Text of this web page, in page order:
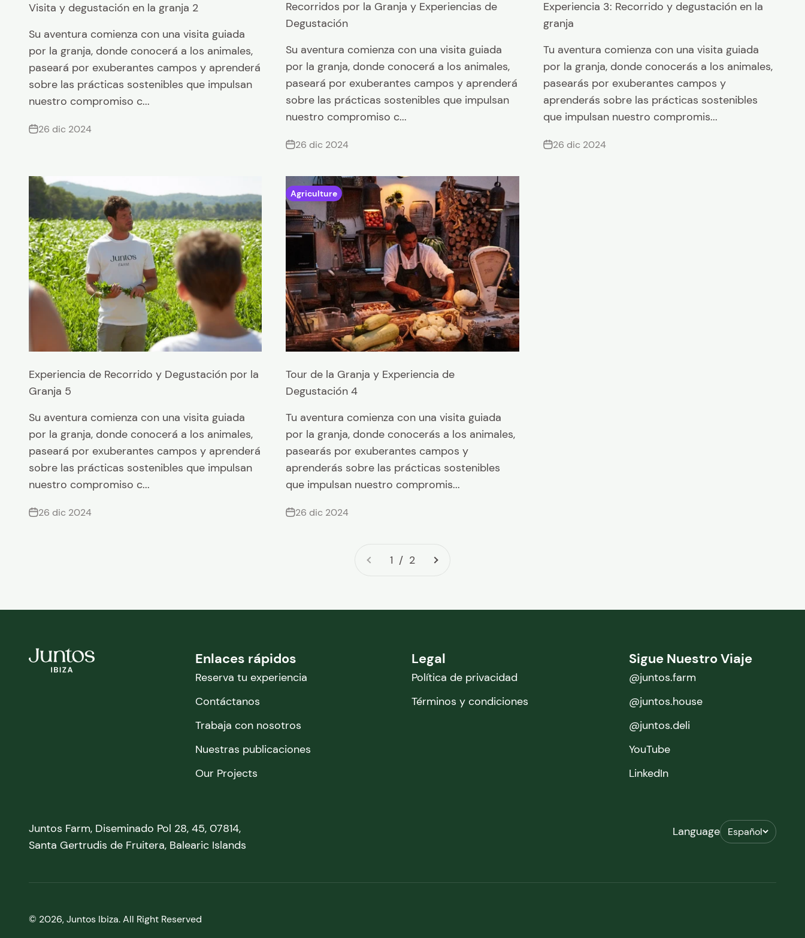
Visita y degustación en la granja 2
Su aventura comienza con una visita guiada
por la granja, donde conocerá a los animales,
paseará por exuberantes campos y aprenderá
sobre las prácticas sostenibles que impulsan
nuestro compromiso c...
26 dic 2024
Recorridos por la Granja y Experiencias de
Degustación
Su aventura comienza con una visita guiada
por la granja, donde conocerá a los animales,
paseará por exuberantes campos y aprenderá
sobre las prácticas sostenibles que impulsan
nuestro compromiso c...
26 dic 2024
Experiencia 3: Recorrido y degustación en la
granja
Tu aventura comienza con una visita guiada
por la granja, donde conocerás a los animales,
pasearás por exuberantes campos y
aprenderás sobre las prácticas sostenibles
que impulsan nuestro compromis...
26 dic 2024
Experiencia de Recorrido y Degustación por la
Granja 5
Su aventura comienza con una visita guiada
por la granja, donde conocerá a los animales,
paseará por exuberantes campos y aprenderá
sobre las prácticas sostenibles que impulsan
nuestro compromiso c...
26 dic 2024
Agriculture
Tour de la Granja y Experiencia de
Degustación 4
Tu aventura comienza con una visita guiada
por la granja, donde conocerás a los animales,
pasearás por exuberantes campos y
aprenderás sobre las prácticas sostenibles
que impulsan nuestro compromis...
26 dic 2024
1 / 2
Enlaces rápidos
Reserva tu experiencia
Contáctanos
Trabaja con nosotros
Nuestras publicaciones
Our Projects
Legal
Política de privacidad
Términos y condiciones
Sigue Nuestro Viaje
@juntos.farm
@juntos.house
@juntos.deli
YouTube
LinkedIn
Juntos Farm, Diseminado Pol 28, 45, 07814,
Santa Gertrudis de Fruitera, Balearic Islands
Language Español
© 2026, Juntos Ibiza. All Right Reserved